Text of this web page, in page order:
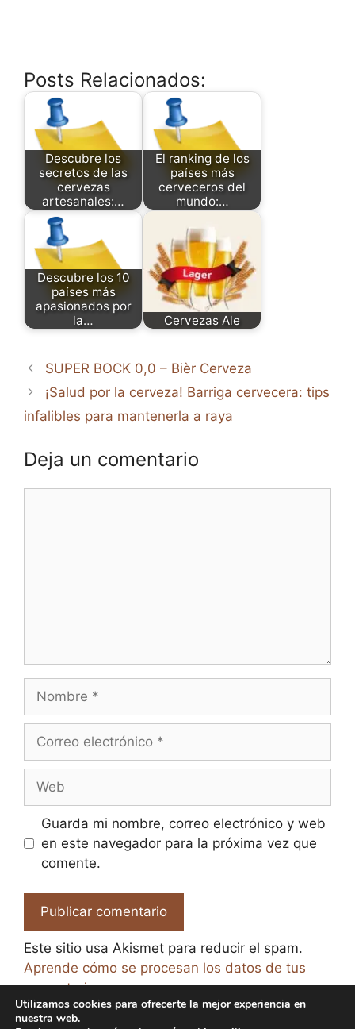
Posts Relacionados:
Descubre los
secretos de las
cervezas
artesanales:…
El ranking de los
países más
cerveceros del
mundo:…
Descubre los 10
países más
apasionados por
la…
Cervezas Ale
SUPER BOCK 0,0 – Bièr Cerveza
¡Salud por la cerveza! Barriga cervecera: tips
infalibles para mantenerla a raya
Deja un comentario
electrónico
Guarda mi nombre, correo electrónico y web
en este navegador para la próxima vez que
comente.
Este sitio usa Akismet para reducir el spam.
Aprende cómo se procesan los datos de tus
comentarios.
Utilizamos cookies para ofrecerte la mejor experiencia en
nuestra web.